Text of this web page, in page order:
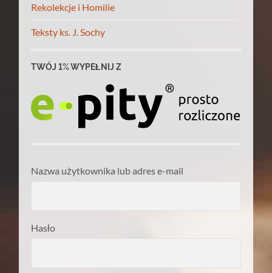
Rekolekcje i Homilie
Teksty ks. J. Sochy
TWÓJ 1% WYPEŁNIJ Z
Nazwa użytkownika lub adres e-mail
Hasło